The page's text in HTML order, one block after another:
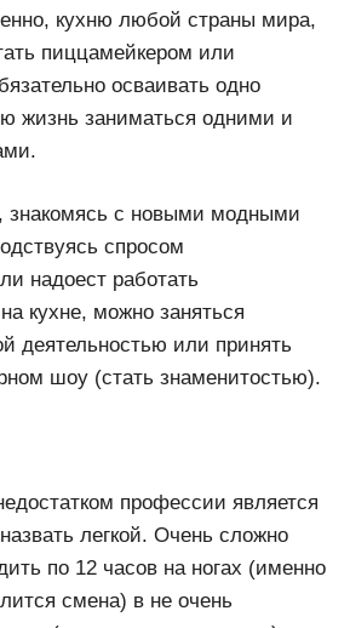
кухню любой страны мира,
пиццамейкером или
осваивать одно
жизнь заниматься одними и
знакомясь с новыми модными
спросом
надоест работать
кухне, можно заняться
деятельностью или принять
шоу (стать знаменитостью).
профессии является
легкой. Очень сложно
по 12 часов на ногах (именно
смена) в не очень